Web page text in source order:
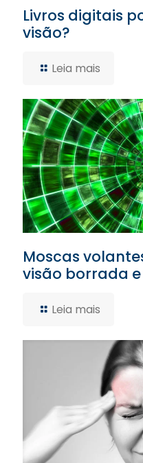
Livros digitais
visão?
Leia mais
Moscas
visão borrada
Leia mais